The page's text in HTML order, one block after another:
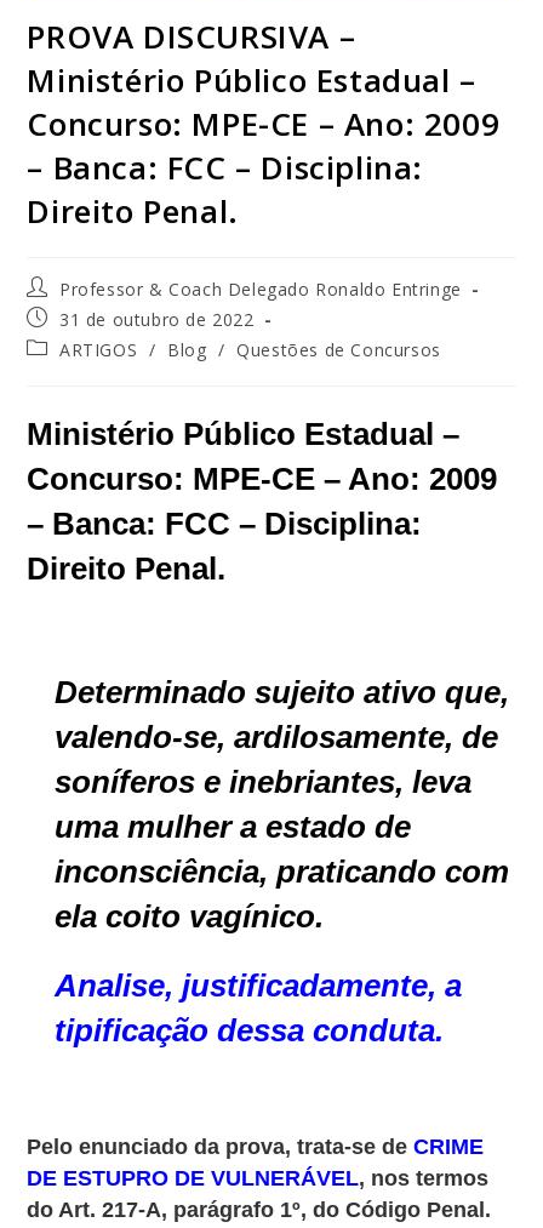
PROVA DISCURSIVA –
Ministério Público Estadual –
Concurso: MPE-CE – Ano: 2009
– Banca: FCC – Disciplina:
Direito Penal.
Professor & Coach Delegado Ronaldo Entringe
31 de outubro de 2022
ARTIGOS / Blog / Questões de Concursos
Ministério Público Estadual –
Concurso: MPE-CE – Ano:2009
– Banca: FCC – Disciplina:
Direito Penal.
Determinado sujeito ativo que,
valendo-se,ardilosamente, de
soníferos e inebriantes, leva
umamulher a estado de
inconsciência, praticando com
elacoito vagínico.
Analise, justificadamente, a
tipificaçãodessa conduta.
Pelo enunciado da prova, trata-se deCRIME
DE ESTUPRO DE VULNERÁVEL, nos termos
do Art. 217-A, parágrafo 1º, do Código Penal.